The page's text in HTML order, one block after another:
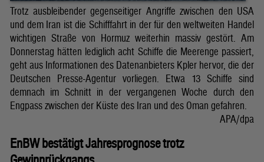
Trotz ausbleibender gegenseitiger Angriffe zwischen den USA
und dem Iran ist die Schifffahrt in der für den weltweiten Handel
wichtigen Straße von Hormuz weiterhin massiv gestört. Am
Donnerstag hätten lediglich acht Schiffe die Meerenge passiert,
geht aus Informationen des Datenanbieters Kpler hervor, die der
Deutschen Presse-Agentur vorliegen. Etwa 13 Schiffe sind
demnach im Schnitt in der vergangenen Woche durch den
Engpass zwischen der Küste des Iran und des Oman gefahren.
APA/dpa
EnBW bestätigt Jahresprognose trotz